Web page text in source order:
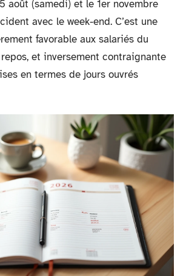
août (samedi) et le 1er novembre
avec le week-end. C’est une
favorable aux salariés du
et inversement contraignante
en termes de jours ouvrés